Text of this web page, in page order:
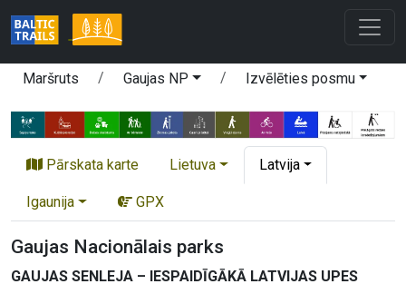
Maršruts Gaujas NP Izvēlēties posmu
Pārskata karte Lietuva Latvija
Igaunija GPX
Gaujas Nacionālais parks
GAUJAS SENLEJA – IESPAIDĪGĀKĀ LATVIJAS UPES